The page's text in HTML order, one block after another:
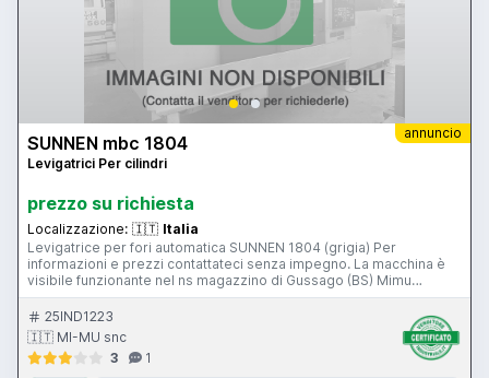
annuncio
SUNNEN mbc 1804
Levigatrici Per cilindri
prezzo su richiesta
Localizzazione: 🇮🇹 Italia
Levigatrice per fori automatica SUNNEN 1804 (grigia) Per
informazioni e prezzi contattateci senza impegno. La macchina è
visibile funzionante nel ns magazzino di Gussago (BS) Mimu
Macchine Utensili Lappatrice per fori Levigatrice Honing machine
Hohnmaschine
25IND1223
🇮🇹 MI-MU snc
3
1